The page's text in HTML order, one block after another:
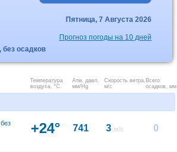
без осадков
Пятница, 7 Августа 2026
Прогноз погоды на 10 дней
Температура
воздуха, °C
Атм. давл.
мм/Hg
Скорость ветра.
м/с
Всего
осадков, мм
+24° 741 3 м/с 0